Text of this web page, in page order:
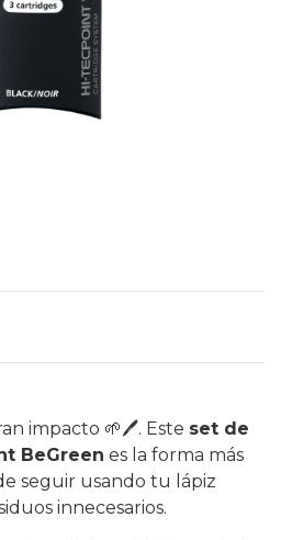
impacto 🌱🖊️. Este set de
BeGreen es la forma más
seguir usando tu lápiz
innecesarios.